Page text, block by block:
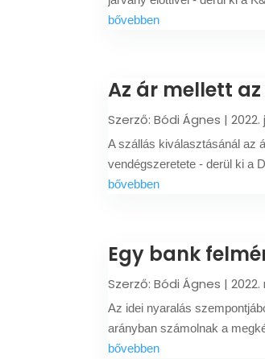
bővebben
Az ár mellett
Szerző:Bódi Ágnes |2022.
A szállás kiválasztásánál az
vendégszeretete - derül ki a
bővebben
Egy bank
Szerző:Bódi Ágnes |2022.
Az idei nyaralás
arányban számolnak a
bővebben